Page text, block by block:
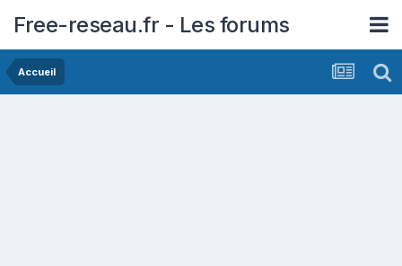
Free-reseau.fr - Les forums
Accueil